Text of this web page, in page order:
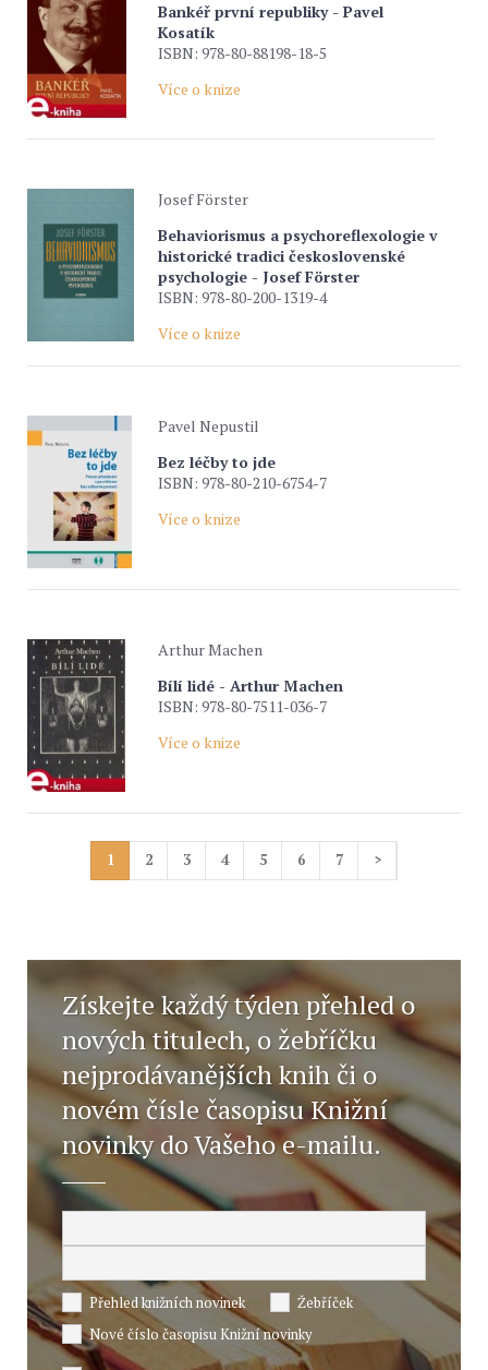
Bankéř první republiky - Pavel
Kosatík
ISBN: 978-80-88198-18-5
Více o knize
Josef Förster
Behaviorismus a psychoreflexologie v
historické tradici československé
psychologie - Josef Förster
ISBN: 978-80-200-1319-4
Více o knize
Pavel Nepustil
Bez léčby to jde
ISBN: 978-80-210-6754-7
Více o knize
Arthur Machen
Bílí lidé - Arthur Machen
ISBN: 978-80-7511-036-7
Více o knize
1 2 3 4 5 6 7 >
Získejte každý týden přehled o
nových titulech, o žebříčku
nejprodávanějších knih či o
novém čísle časopisu Knižní
novinky do Vašeho e-mailu.
Přehled knižních novinek
Žebříček
Nové číslo časopisu Knižní novinky